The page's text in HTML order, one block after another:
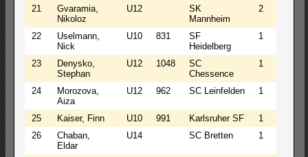
21
Gvaramia,
Nikoloz
U12
SK
Mannheim
2
22
Uselmann,
Nick
U10 831
SF
Heidelberg
1
23
Denysko,
Stephan
U12 1048
SC
Chessence
1
24
Morozova,
Aiza
U12 962 SC Leinfelden 1
25 Kaiser, Finn U10 991 Karlsruher SF 1
26
Chaban,
Eldar
U14 SC Bretten 1